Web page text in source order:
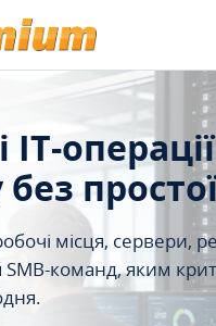
IT-
без
місця, сервери,
SMB-команд, яким